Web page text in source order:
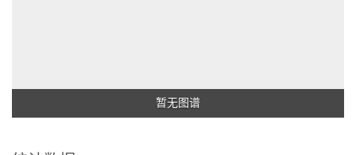
暂无图谱